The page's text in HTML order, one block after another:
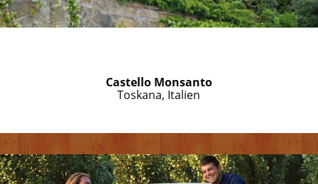
Castello Monsanto
Toskana, Italien